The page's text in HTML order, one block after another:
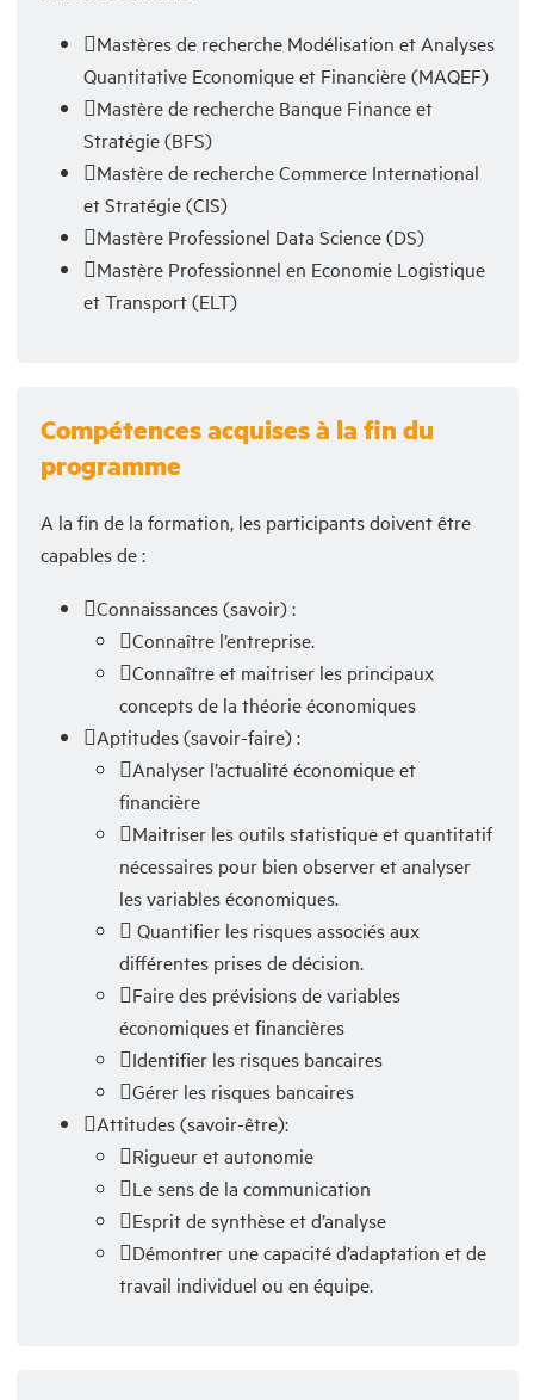
Mastères de recherche Modélisation et Analyses
Quantitative Economique et Financière (MAQEF)
Mastère de recherche Banque Finance et
Stratégie (BFS)
Mastère de recherche Commerce International
et Stratégie (CIS)
Mastère Professionel Data Science (DS)
Mastère Professionnel en Economie Logistique
et Transport (ELT)
Compétences acquises à la fin du
programme
A la fin de la formation, les participants doivent être
capables de :
Connaissances (savoir) :
Connaître l’entreprise.
Connaître et maitriser les principaux
concepts de la théorie économiques
Aptitudes (savoir-faire) :
Analyser l’actualité économique et
financière
Maitriser les outils statistique et quantitatif
nécessaires pour bien observer et analyser
les variables économiques.
Quantifier les risques associés aux
différentes prises de décision.
Faire des prévisions de variables
économiques et financières
Identifier les risques bancaires
Gérer les risques bancaires
Attitudes (savoir-être):
Rigueur et autonomie
Le sens de la communication
Esprit de synthèse et d’analyse
Démontrer une capacité d’adaptation et de
travail individuel ou en équipe.